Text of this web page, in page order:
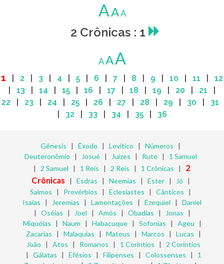
AAA
2 Crônicas : 1
AAA
1 2 3 4 5 6 7 8 9 10 11
12
13 14 15 16 17 18 19 20 21
22
23 24 25| 26 27 28 29 30
31
32 33 34 35| 36
Gênesis | Êxodo | Levítico | Números |
Deuteronômio | Josué| Juízes | Rute| 1 Samuel
| 2 Samuel | 1 Reis | 2 Reis | 1 Crônicas | 2
Crônicas | Esdras | Neemias | Ester| Jó |
Salmos | Provérbios | Eclesiastes | Cânticos |
Isaías | Jeremias | Lamentações | Ezequiel | Daniel
| Oséias | Joel | Amós | Obadias | Jonas |
Miquéias | Naum | Habacuque| Sofonias | Ageu |
Zacarias | Malaquias | Mateus | Marcos | Lucas |
João | Atos | Romanos | 1 Coríntios | 2 Coríntios
| Gálatas | Efésios | Filipenses | Colossenses | 1